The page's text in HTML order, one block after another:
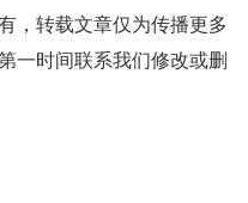
，转载文章仅为传播更多
一时间联系我们修改或删